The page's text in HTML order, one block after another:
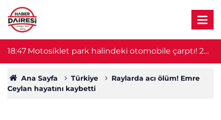
18:47 Motosiklet park halindeki otomobile çarptı! 2
kişi hayatını kaybetti
Ana Sayfa Türkiye
Raylarda acı ölüm! Emre
Ceylan hayatını kaybetti